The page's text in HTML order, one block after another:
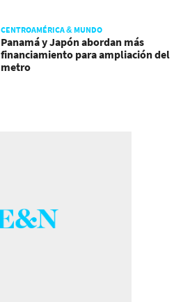
CENTROAMÉRICA & MUNDO
Panamá y Japón abordan más
financiamiento para ampliación del
metro